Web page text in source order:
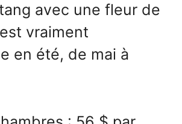
avec une fleur de
vraiment
en été, de mai à